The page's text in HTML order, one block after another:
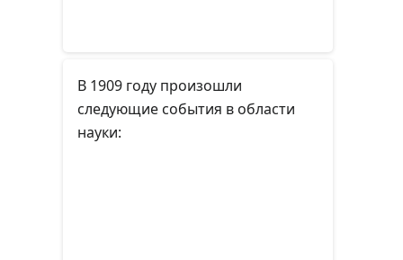
В 1909 году произошли
следующие события в области
науки: